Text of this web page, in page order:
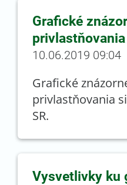
Grafické
10.06.2019 09:04
Grafické
privlastňovania
SR.
Vysvetlivky ku